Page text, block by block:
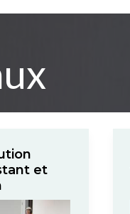
et